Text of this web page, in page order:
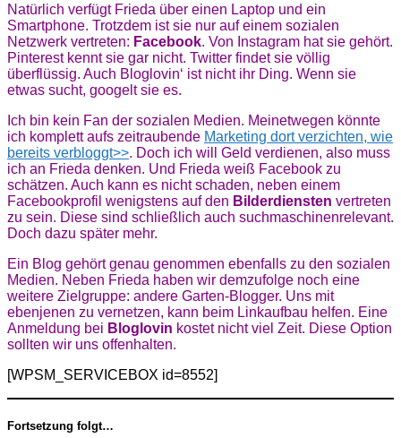
Natürlich verfügt Frieda über einen Laptop und ein
Smartphone. Trotzdem ist sie nur auf einem sozialen
Netzwerk vertreten: Facebook. Von Instagram hat sie gehört.
Pinterest kennt sie gar nicht. Twitter findet sie völlig
überflüssig. Auch Bloglovin‘ ist nicht ihr Ding. Wenn sie
etwas sucht, googelt sie es.
Ich bin kein Fan der sozialen Medien. Meinetwegen könnte
ich komplett aufs zeitraubende Marketing dort verzichten, wie
bereits verbloggt>>. Doch ich will Geld verdienen, also muss
ich an Frieda denken. Und Frieda weiß Facebook zu
schätzen. Auch kann es nicht schaden, neben einem
Facebookprofil wenigstens auf den Bilderdiensten vertreten
zu sein. Diese sind schließlich auch suchmaschinenrelevant.
Doch dazu später mehr.
Ein Blog gehört genau genommen ebenfalls zu den sozialen
Medien. Neben Frieda haben wir demzufolge noch eine
weitere Zielgruppe: andere Garten-Blogger. Uns mit
ebenjenen zu vernetzen, kann beim Linkaufbau helfen. Eine
Anmeldung bei Bloglovin kostet nicht viel Zeit. Diese Option
sollten wir uns offenhalten.
[WPSM_SERVICEBOX id=8552]
Fortsetzung folgt…